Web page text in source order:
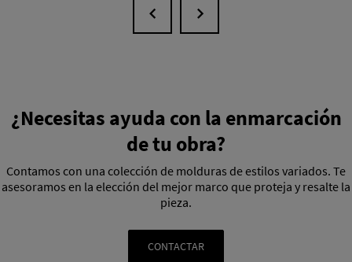
¿Necesitas ayuda con la enmarcación
de tu obra?
Contamos con una colección de molduras de estilos variados. Te
asesoramos en la elección del mejor marco que proteja y resalte la
pieza.
CONTACTAR